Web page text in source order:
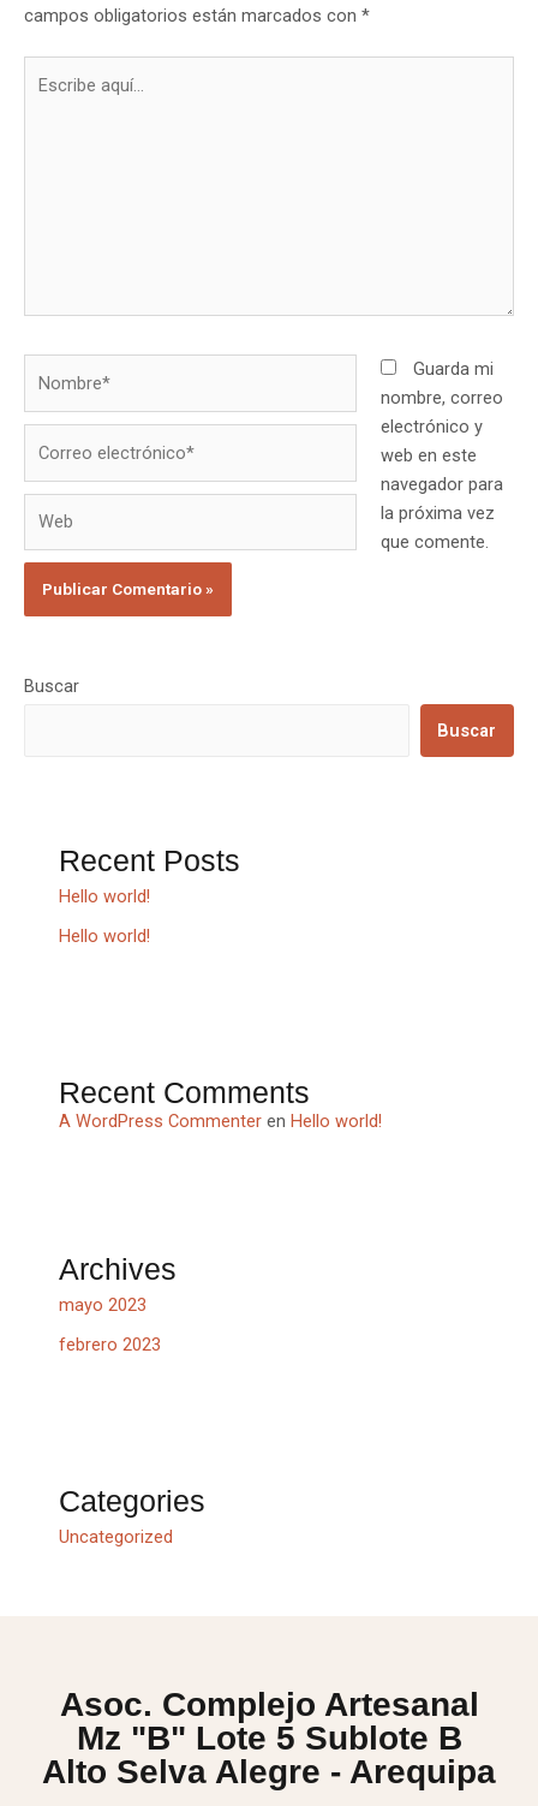
campos obligatorios están marcados con *
Guarda mi
nombre, correo
electrónico y
web en este
navegador para
la próxima vez
que comente.
Buscar
Buscar
Recent Posts
Hello world!
Hello world!
Recent Comments
A WordPress Commenter enHello world!
Archives
mayo 2023
febrero 2023
Categories
Uncategorized
Asoc. Complejo Artesanal
Mz "B" Lote 5 Sublote B
Alto Selva Alegre - Arequipa